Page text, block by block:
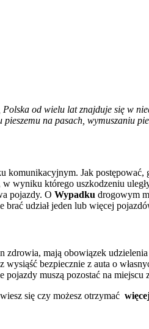
od wielu lat znajduje się w
na pasach, wymuszaniu
komunikacyjnym. Jak
w wyniku którego uszkodzeniu
pojazdy. O Wypadku drogowym
udział jeden lub więcej
zdrowia, mają obowiązek
bezpiecznie z auta o
pojazdy muszą pozostać na
się czy możesz otrzymać